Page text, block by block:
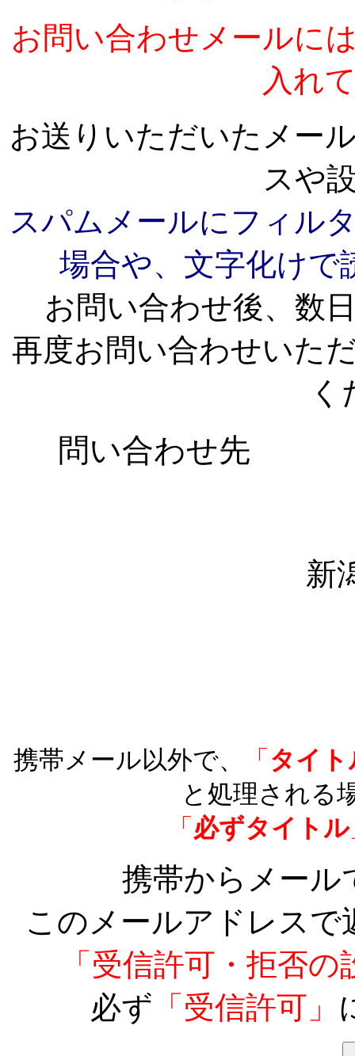
お問い合わせメールに
入れ
お送りいただいたメー
スや
スパムメールにフィル
場合や、文字化けで
お問い合わせ後、数
再度お問い合わせいた
く
問い合わせ先
新
携帯メール以外で、 「 タイ
と処理される
「 必ずタイトル
携帯からメール
このメールアドレス
「受信許可・拒否の
必ず 「受信許可」